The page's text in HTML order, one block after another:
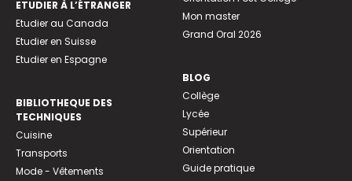
ETUDIER À L’ÉTRANGER
Etudier au Canada
Etudier en Suisse
Etudier en Espagne
BIBLIOTHEQUE DES
TECHNIQUES
Cuisine
Transports
Mode - Vêtements
Mon master
Grand Oral 2026
BLOG
Collège
Lycée
Supérieur
Orientation
Guide pratique